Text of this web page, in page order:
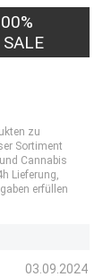
SALE
zu
Sortiment
Cannabis
Lieferung,
erfüllen
03.09.2024